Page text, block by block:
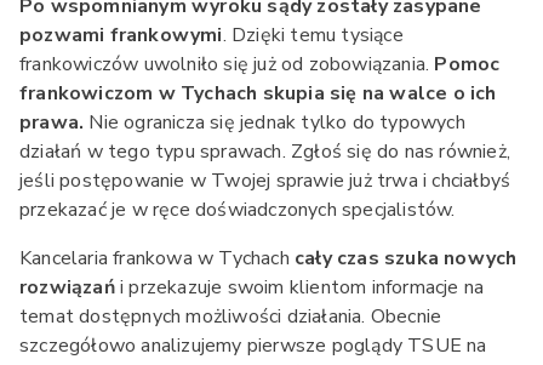
Po wspomnianym wyroku sądy zostały zasypane
pozwami frankowymi. Dzięki temu tysiące
frankowiczów uwolniło się już od zobowiązania. Pomoc
frankowiczom w Tychach skupia się na walce o ich
prawa. Nie ogranicza się jednak tylko do typowych
działań w tego typu sprawach. Zgłoś się do nas również,
jeśli postępowanie w Twojej sprawie już trwa i chciałbyś
przekazać je w ręce doświadczonych specjalistów.
Kancelaria frankowa w Tychach cały czas szuka nowych
rozwiązańi przekazuje swoim klientom informacje na
temat dostępnych możliwości działania. Obecnie
szczegółowo analizujemy pierwsze poglądy TSUE na